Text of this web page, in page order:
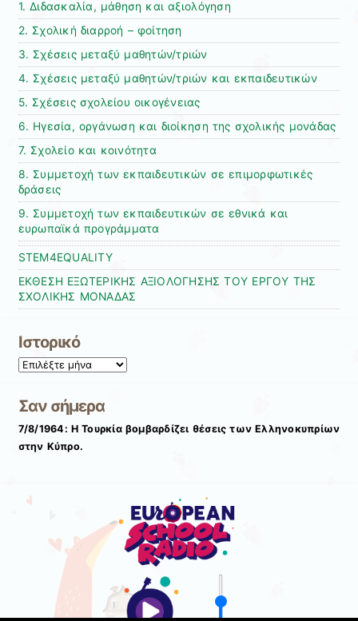
1. Διδασκαλία, μάθηση και αξιολόγηση
2. Σχολική διαρροή – φοίτηση
3. Σχέσεις μεταξύ μαθητών/τριών
4. Σχέσεις μεταξύ μαθητών/τριών και εκπαιδευτικών
5. Σχέσεις σχολείου οικογένειας
6. Ηγεσία, οργάνωση και διοίκηση της σχολικής μονάδας
7. Σχολείο και κοινότητα
8. Συμμετοχή των εκπαιδευτικών σε επιμορφωτικές
δράσεις
9. Συμμετοχή των εκπαιδευτικών σε εθνικά και
ευρωπαϊκά προγράμματα
STEM4EQUALITY
ΕΚΘΕΣΗ ΕΞΩΤΕΡΙΚΗΣ ΑΞΙΟΛΟΓΗΣΗΣ ΤΟΥ ΕΡΓΟΥ ΤΗΣ
ΣΧΟΛΙΚΗΣ ΜΟΝΑΔΑΣ
Ιστορικό
Ιστορικό
Σαν σήμερα
7/8/1964: Η Τουρκία βομβαρδίζει θέσεις των Ελληνοκυπρίων
στην Κύπρο.